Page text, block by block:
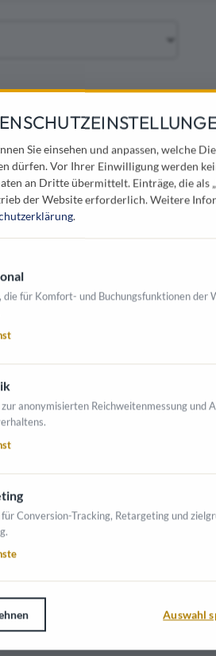
Ö.
5020 Salzburg , Alpenstraße 47
OG
9900 Lienz , Bürgeraustraße 31
& Erdbau
GMBH
CITIES GMBH -
Sie einsehen und anpassen, welche
dürfen. Vor Ihrer Einwilligung werden
an Dritte übermittelt. Einträge, die
der Website erforderlich. Weitere
.
die für Komfort- und Buchungsfunktionen der
anonymisierten Reichweitenmessung und
Conversion-Tracking, Retargeting und
Auswahl